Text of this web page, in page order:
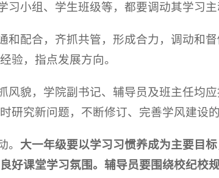
小组、学生班级等，都要调动其学习
和配合，齐抓共管，形成合力，调动和
验，指点发展方向。
风貌，学院副书记、辅导员及班主任均
研究新问题，不断修订、完善学风建设的
。 大一年级要以学习习惯养成为主要目
好课堂学习氛围。辅导员要围绕校纪校